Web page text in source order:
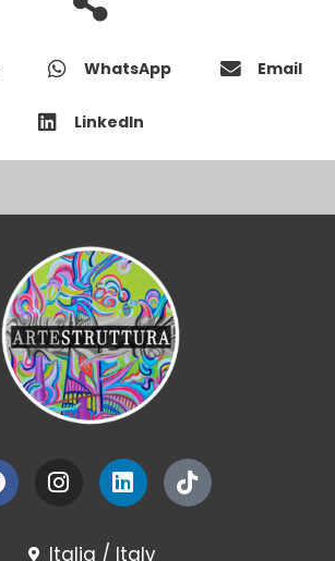
WhatsApp Email
LinkedIn
Instagram
LinkedinTiktok
Italia / Italy